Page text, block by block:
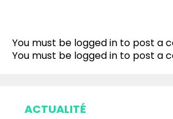
You must be logged in to post a
You must be logged in to post a
ACTUALITÉ
Pinterest